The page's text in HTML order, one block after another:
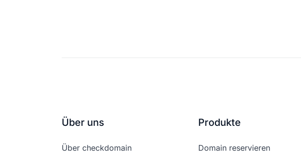
Über uns
Über checkdomain
Produkte
Domain reservieren